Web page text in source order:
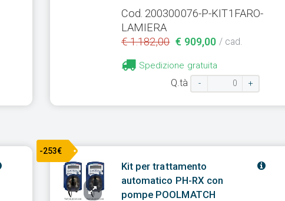
Cod. 200300076-P-KIT1FARO-
LAMIERA
€ 1.182,00 € 909,00 / cad.
Spedizione gratuita
Q.tà - +
-253€
Kit per trattamento
automatico PH-RX con
pompe POOLMATCH